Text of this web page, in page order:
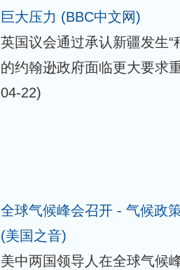
巨大压力 (BBC中文网)
英国议会通过承认新疆发生
的约翰逊政府面临更大要求
04-22)
全球气候峰会召开 - 气候政
(美国之音)
美中两国领导人在全球气候